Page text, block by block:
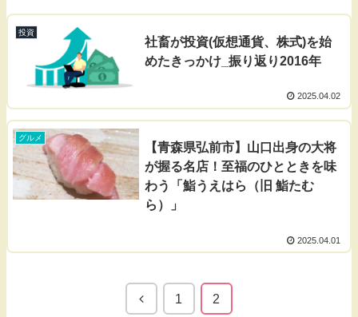
投資
社畜が投資(仮想通貨、株式)を始
めたきっかけ_振り返り2016年
2025.04.02
グルメ
【青森県弘前市】山口出身の大将
が握る名店！至福のひとときを味
わう「鮨うえはら（旧 鮨たむ
ら）」
2025.04.01
1 2